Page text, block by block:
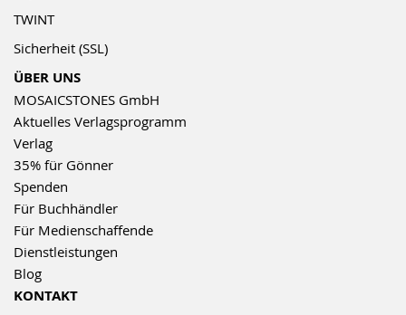
TWINT
Sicherheit (SSL)
ÜBER UNS
MOSAICSTONES GmbH
Aktuelles Verlagsprogramm
Verlag
35% für Gönner
Spenden
Für Buchhändler
Für Medienschaffende
Dienstleistungen
Blog
KONTAKT